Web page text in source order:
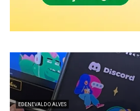
EDENEVALDO ALVES